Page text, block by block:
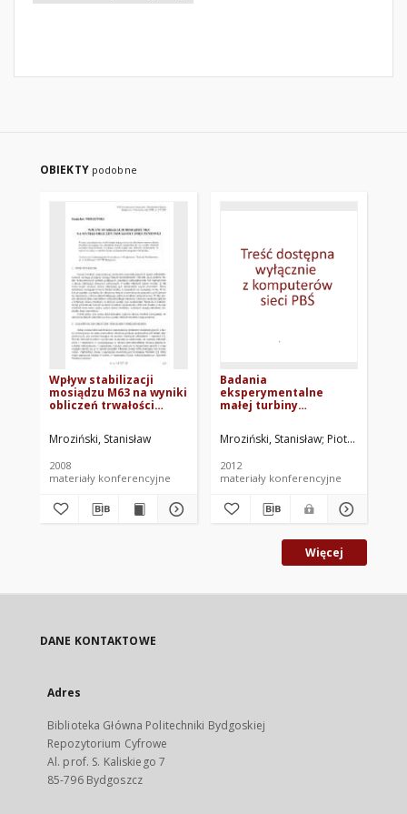
OBIEKTY podobne
Wpływ stabilizacji
mosiądzu M63 na wyniki
obliczeń trwałości
Mroziński, Stanisław
2008
materiały konferencyjne
Badania
eksperymentalne
małej turbiny
osi obrotu
Mroziński, Stanisław Piotrowski,
2012
materiały konferencyjne
Więcej
DANE KONTAKTOWE
Adres
Biblioteka Główna Politechniki Bydgoskiej
Repozytorium Cyfrowe
Al. prof. S. Kaliskiego 7
85-796 Bydgoszcz